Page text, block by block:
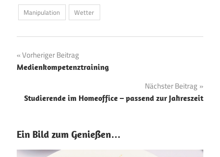
kann, zeigt der Artikel auf:
Deep Fakes – also
Videos – sind in aller
Munde. Mit diesen 8
Schritten können Sie…
Manipulation Wetter
Beitragsnavigation
Vorheriger Beitrag
Medienkompetenztraining
Nächster Beitrag
Studierende im Homeoffice – passend zur Jahreszeit
Ein Bild zum Genießen…